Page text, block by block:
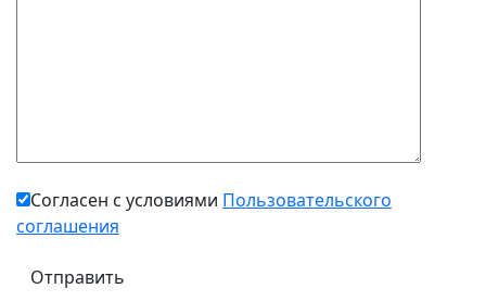
Согласен с условиями Пользовательского
соглашения